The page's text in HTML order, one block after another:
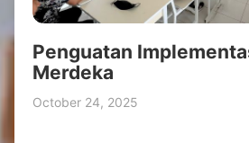
Penguatan
Merdeka
October 24, 2025